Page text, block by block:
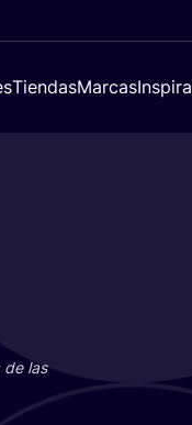
TiendasMarcas
de las